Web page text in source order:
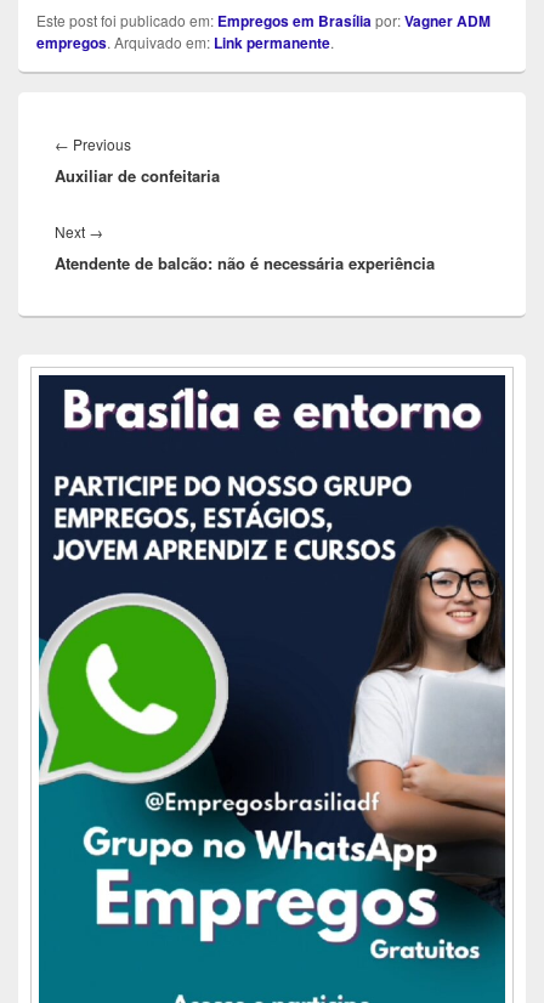
Este post foi publicado em: Empregos em Brasíliapor:Vagner ADM
empregos. Arquivado em: Link permanente.
de
Post
← PreviousPrevious
post:
Auxiliar de confeitaria
Next →
post:
Atendente de balcão: não é necessária experiência
Área